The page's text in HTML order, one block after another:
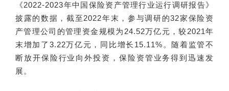
《2022-2023年中国保险资产管理行业运行调研报告》
披露的数据，截至2022年末，参与调研的32家保险资
产管理公司的管理资金规模为24.52万亿元，较2021年
末增加了3.22万亿元，同比增长15.11%。随着监管不
断放开保险行业向外投资，保险资管业务得到迅速发
展。